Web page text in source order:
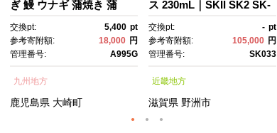
ぎ 鰻 ウナギ 蒲焼き 蒲
焼 かばやき unagi うなぎ
蒲焼 土用丑の日 土用の丑
の日 丑の日 魚 魚介 魚
り ギフト 人気 おすす
め 鹿児島県 大崎町 大隅半
交換pt: 5,400 pt
参考寄附額:
18,000 円
管理番号:
A995G
九州地方
鹿児島県 大崎町
ス 230mL｜SKII SK2 SK-
2 SK エスケーツー エスケ
ーツ エスケｰ ピテラ スキ
ンケア 化粧品 ｺｽﾒ フェイ
センス フェイシャルトリ
ートメント トリートメン
交換pt: - pt
参考寄附額:
105,000 円
管理番号:
SK033
近畿地方
滋賀県 野洲市